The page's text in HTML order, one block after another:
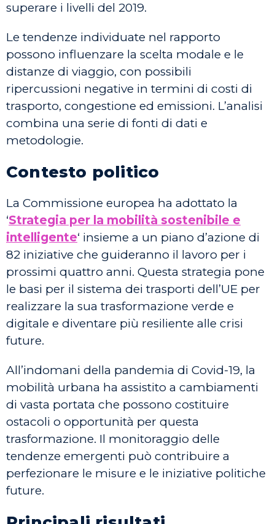
superare i livelli del 2019.
Le tendenze individuate nel rapporto
possono influenzare la scelta modale e le
distanze di viaggio, con possibili
ripercussioni negative in termini di costi di
trasporto, congestione ed emissioni. L’analisi
combina una serie di fonti di dati e
metodologie.
Contesto politico
La Commissione europea ha adottato la
‘Strategia per la mobilità sostenibile e
intelligente‘ insieme a un piano d’azione di
82 iniziative che guideranno il lavoro per i
prossimi quattro anni. Questa strategia pone
le basi per il sistema dei trasporti dell’UE per
realizzare la sua trasformazione verde e
digitale e diventare più resiliente alle crisi
future.
All’indomani della pandemia di Covid-19, la
mobilità urbana ha assistito a cambiamenti
di vasta portata che possono costituire
ostacoli o opportunità per questa
trasformazione. Il monitoraggio delle
tendenze emergenti può contribuire a
perfezionare le misure e le iniziative politiche
future.